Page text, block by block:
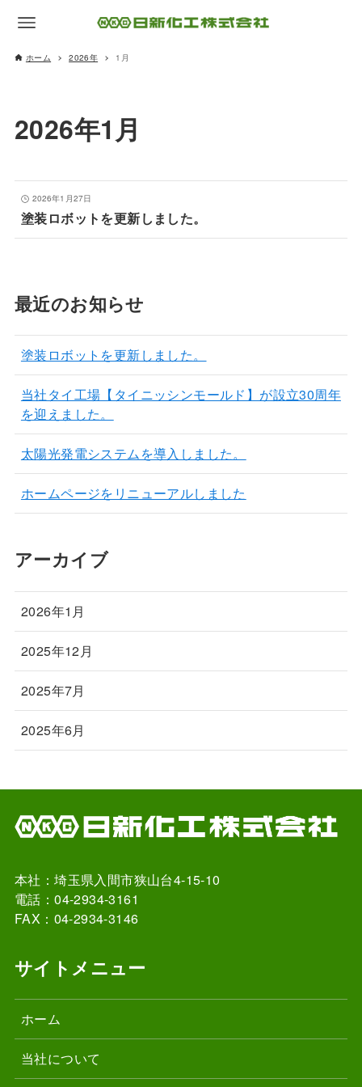
ホーム 2026年 1月
2026年1月
2026年1月27日
塗装ロボットを更新しました。
最近のお知らせ
塗装ロボットを更新しました。
当社タイ工場【タイニッシンモールド】が設立30周年
を迎えました。
太陽光発電システムを導入しました。
ホームページをリニューアルしました
アーカイブ
2026年1月
2025年12月
2025年7月
2025年6月
本社：埼玉県入間市狭山台4-15-10
電話：04-2934-3161
FAX：04-2934-3146
サイトメニュー
ホーム
当社について